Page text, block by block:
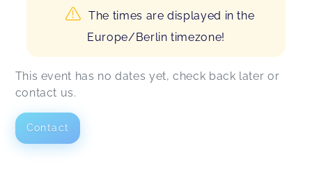
The times are displayed in the
Europe/Berlin timezone!
This event has no dates yet, check back later or
contact us.
Contact